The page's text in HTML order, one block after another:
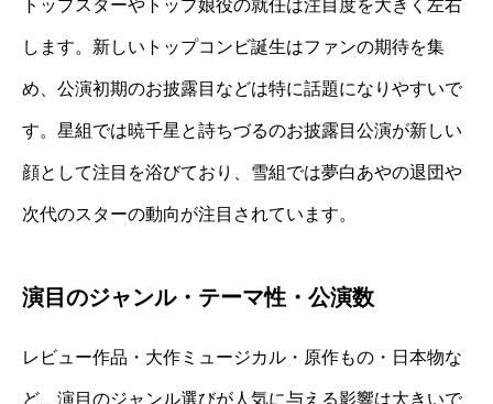
トップスターやトップ娘役の就任は注目度を大きく左右
します。新しいトップコンビ誕生はファンの期待を集
め、公演初期のお披露目などは特に話題になりやすいで
す。星組では暁千星と詩ちづるのお披露目公演が新しい
顔として注目を浴びており、雪組では夢白あやの退団や
次代のスターの動向が注目されています。
演目のジャンル・テーマ性・公演数
レビュー作品・大作ミュージカル・原作もの・日本物な
ど、演目のジャンル選びが人気に与える影響は大きいで